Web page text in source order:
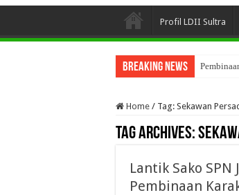
Profil LDII Sultra
Breaking News
Home / Tag: Sekawan
Tag Archives:
Lantik Sako
Pembinaan